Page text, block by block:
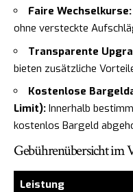
Faire Wechselkurse:
ohne versteckte
Transparente
bieten zusätzliche
Kostenlose
Limit): Innerhalb
kostenlos Bargeld
Gebührenübersicht im
Leistung